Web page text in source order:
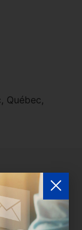
Québec,
d’une